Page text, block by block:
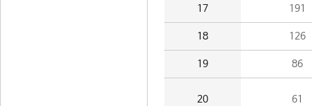
17 191
18 126
19 86
20 61